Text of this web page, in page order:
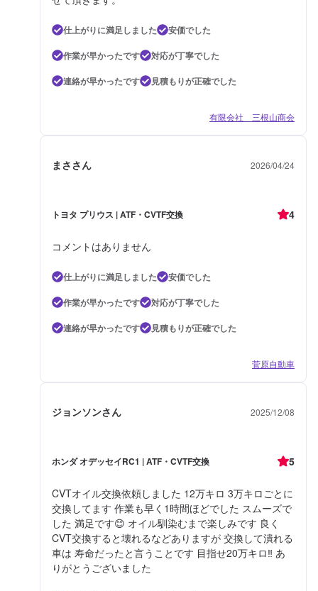
仕上がりに満足しました
安価でした
作業が早かったです
対応が丁寧でした
連絡が早かったです
見積もりが正確でした
有限会社 三根山商会
まささん 2026/04/24
トヨタ プリウス | ATF・CVTF交換 4
コメントはありません
仕上がりに満足しました
安価でした
作業が早かったです
対応が丁寧でした
連絡が早かったです
見積もりが正確でした
菅原自動車
ジョンソンさん 2025/12/08
ホンダ オデッセイRC1 | ATF・CVTF交換 5
CVTオイル交換依頼しました 12万キロ 3万キロごとに
交換してます 作業も早く1時間ほどでした スムーズで
した 満足です😊 オイル馴染むまで楽しみです 良く
CVT交換すると壊れるなどありますが 交換して潰れる
車は 寿命だったと言うことです 目指せ20万キロ‼️ あ
りがとうございました